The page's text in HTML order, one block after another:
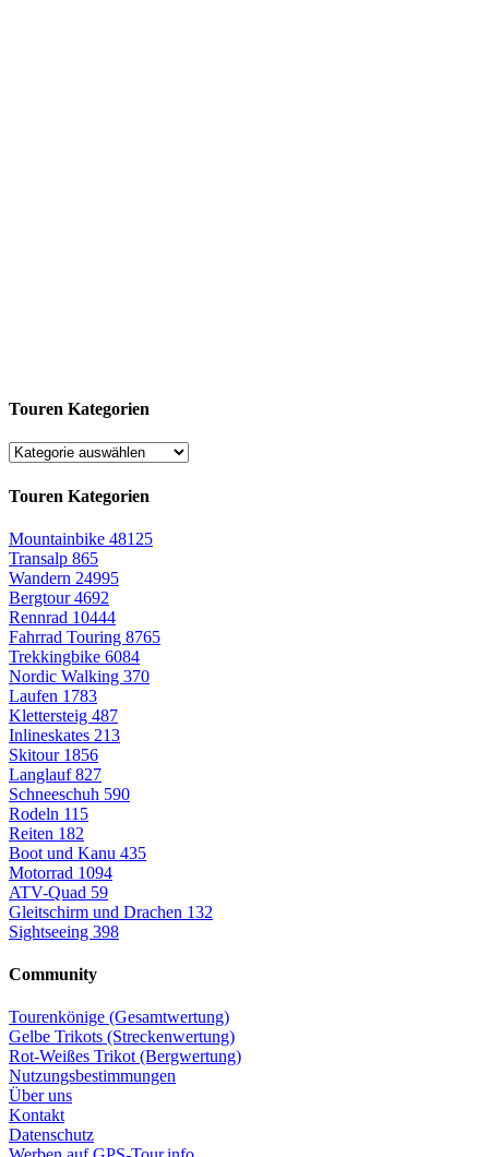
Touren Kategorien
Touren Kategorien
Mountainbike 48125
Transalp 865
Wandern 24995
Bergtour4692
Rennrad 10444
Fahrrad Touring 8765
Trekkingbike 6084
Nordic Walking 370
Laufen 1783
Klettersteig 487
Inlineskates 213
Skitour 1856
Langlauf827
Schneeschuh 590
Rodeln 115
Reiten 182
Boot und Kanu 435
Motorrad 1094
ATV-Quad 59
Gleitschirm und Drachen 132
Sightseeing 398
Community
Tourenkönige (Gesamtwertung)
Gelbe Trikots (Streckenwertung)
Rot-Weißes Trikot (Bergwertung)
Nutzungsbestimmungen
Über uns
Kontakt
Datenschutz